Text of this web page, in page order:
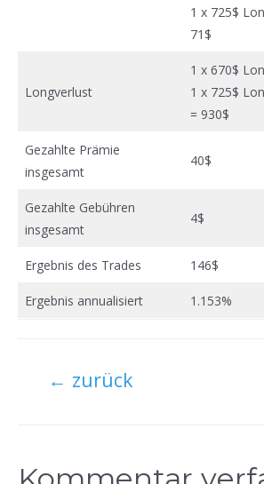
1 x 725$
71$
Longverlust
1 x 670$
1 x 725$
= 930$
Gezahlte Prämie
insgesamt
40$
Gezahlte Gebühren
insgesamt
4$
Ergebnis des Trades 146$
Ergebnis annualisiert 1.153%
← zurück